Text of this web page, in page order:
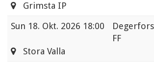
Grimsta IP
Sun 18. Okt. 2026 18:00
FF
Stora Valla